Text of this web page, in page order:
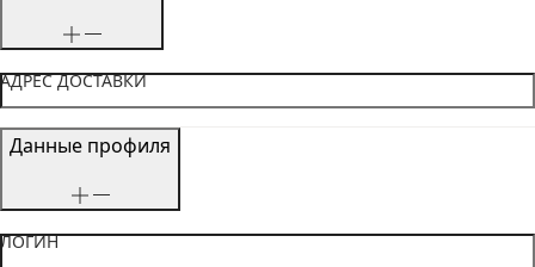
АДРЕС ДОСТАВКИ
Данные профиля
ЛОГИН